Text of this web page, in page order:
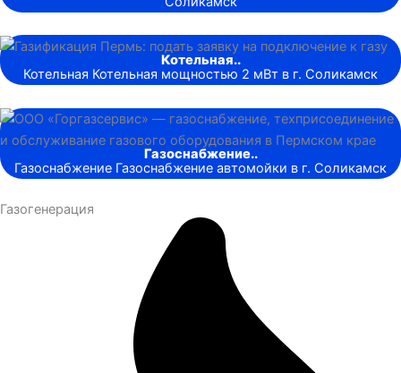
Котельная..
Котельная Котельная мощностью 2 мВт в г. Соликамск
Газоснабжение..
Газоснабжение Газоснабжение автомойки в г. Соликамск
Газогенерация